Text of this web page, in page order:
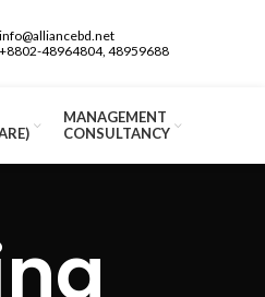
info@alliancebd.net
+8802-48964804, 48959688
MANAGEMENT
CONSULTANCY